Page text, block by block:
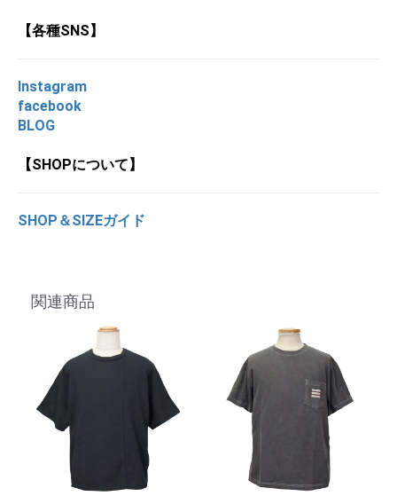
【各種SNS】
Instagram
facebook
BLOG
【SHOPについて】
SHOP＆SIZEガイド
関連商品